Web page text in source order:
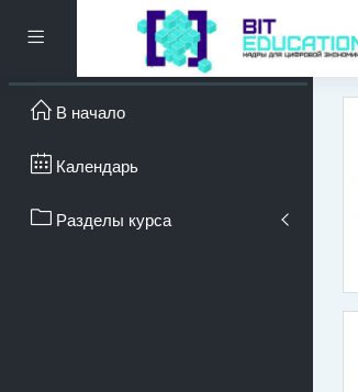
Боковая панель
В начало
Календарь
Разделы курса